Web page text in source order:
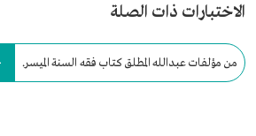
الاختبارات ذات الصلة
من مؤلفات عبدالله المطلق كتاب فقه السنة الميسر.